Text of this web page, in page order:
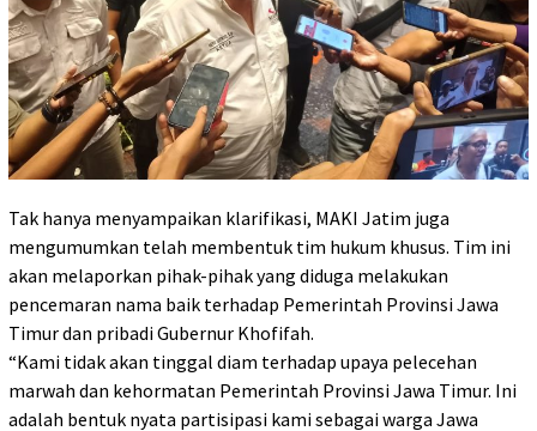
Tak hanya menyampaikan klarifikasi, MAKI Jatim juga
mengumumkan telah membentuk tim hukum khusus. Tim ini
akan melaporkan pihak-pihak yang diduga melakukan
pencemaran nama baik terhadap Pemerintah Provinsi Jawa
Timur dan pribadi Gubernur Khofifah.
“Kami tidak akan tinggal diam terhadap upaya pelecehan
marwah dan kehormatan Pemerintah Provinsi Jawa Timur. Ini
adalah bentuk nyata partisipasi kami sebagai warga Jawa